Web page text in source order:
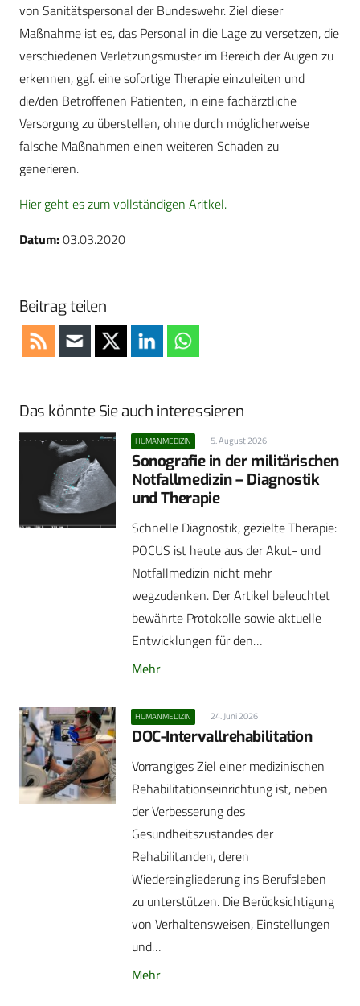
von Sanitätspersonal der Bundeswehr. Ziel dieser
Maßnahme ist es, das Personal in die Lage zu versetzen, die
verschiedenen Verletzungsmuster im Bereich der Augen zu
erkennen, ggf. eine sofortige Therapie einzuleiten und
die/den Betroffenen Patienten, in eine fachärztliche
Versorgung zu überstellen, ohne durch möglicherweise
falsche Maßnahmen einen weiteren Schaden zu
generieren.
Hier geht es zum vollständigen Aritkel.
Datum:03.03.2020
Beitrag teilen
Das könnte Sie auch interessieren
HUMANMEDIZIN 5. August 2026
Sonografie in der militärischen
Notfallmedizin – Diagnostik
und Therapie
Schnelle Diagnostik, gezielte Therapie:
POCUS ist heute aus der Akut- und
Notfallmedizin nicht mehr
wegzudenken. Der Artikel beleuchtet
bewährte Protokolle sowie aktuelle
Entwicklungen für den…
Mehr
HUMANMEDIZIN 24. Juni 2026
DOC-Intervallrehabilitation
Vorrangiges Ziel einer medizinischen
Rehabilitationseinrichtung ist, neben
der Verbesserung des
Gesundheitszustandes der
Rehabilitanden, deren
Wiedereingliederung ins Berufsleben
zu unterstützen. Die Berücksichtigung
von Verhaltensweisen, Einstellungen
und…
Mehr